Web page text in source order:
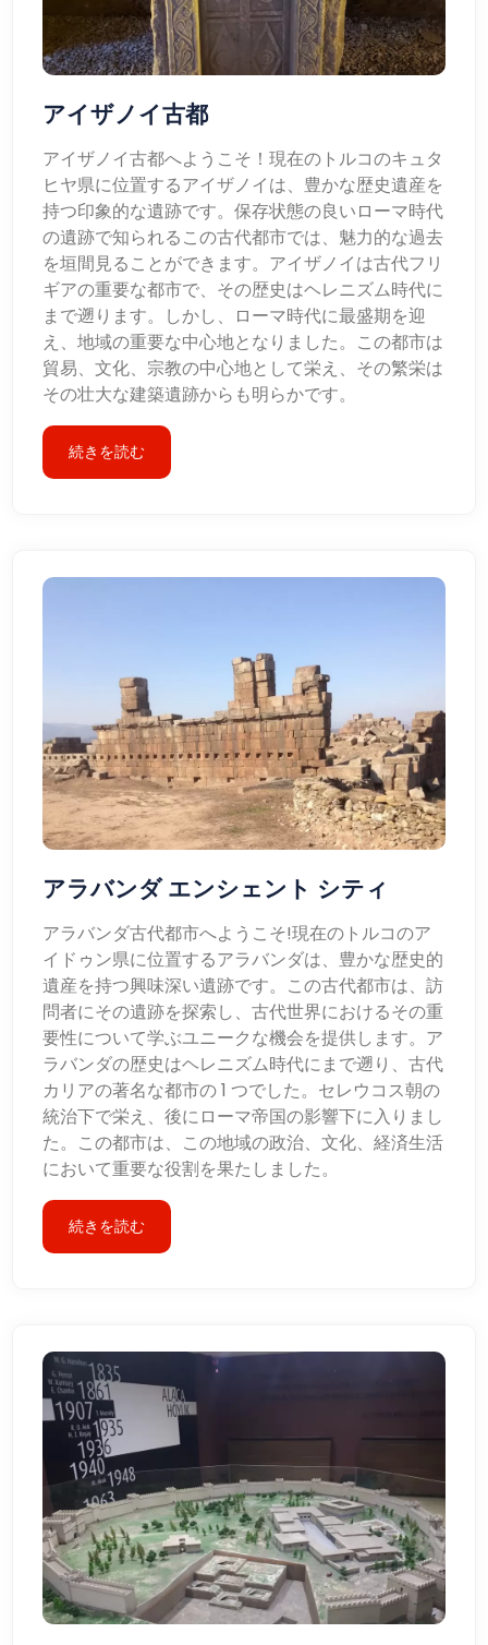
アイザノイ古都
アイザノイ古都へようこそ！現在のトルコのキュタ
ヒヤ県に位置するアイザノイは、豊かな歴史遺産を
持つ印象的な遺跡です。保存状態の良いローマ時代
の遺跡で知られるこの古代都市では、魅力的な過去
を垣間見ることができます。アイザノイは古代フリ
ギアの重要な都市で、その歴史はヘレニズム時代に
まで遡ります。しかし、ローマ時代に最盛期を迎
え、地域の重要な中心地となりました。この都市は
貿易、文化、宗教の中心地として栄え、その繁栄は
その壮大な建築遺跡からも明らかです。
続きを読む
アラバンダ エンシェント シティ
アラバンダ古代都市へようこそ!現在のトルコのア
イドゥン県に位置するアラバンダは、豊かな歴史的
遺産を持つ興味深い遺跡です。この古代都市は、訪
問者にその遺跡を探索し、古代世界におけるその重
要性について学ぶユニークな機会を提供します。ア
ラバンダの歴史はヘレニズム時代にまで遡り、古代
カリアの著名な都市の 1 つでした。セレウコス朝の
統治下で栄え、後にローマ帝国の影響下に入りまし
た。この都市は、この地域の政治、文化、経済生活
において重要な役割を果たしました。
続きを読む